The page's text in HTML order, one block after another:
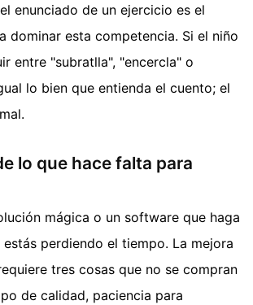
enunciado de un ejercicio es el
dominar esta competencia. Si el niño
entre "subratlla", "encercla" o
lo bien que entienda el cuento; el
lo que hace falta para
mágica o un software que haga
perdiendo el tiempo. La mejora
tres cosas que no se compran
de calidad, paciencia para